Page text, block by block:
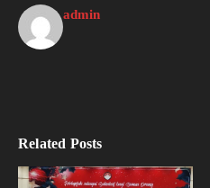
admin
Related Posts